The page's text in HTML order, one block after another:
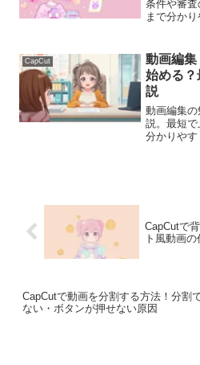
条件や審
まで分かり
CapCut
動画編集
始める
説
動画編集
説。最短
分かりやす
CapCutで
ト風動画
CapCutで動画を分割する方法！分割
ない・ボタンが押せない原因